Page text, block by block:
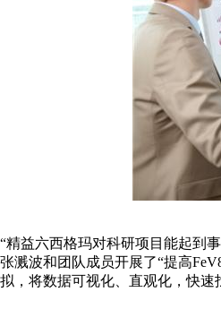
“精益六西格玛对科研项目能起到
张溅波和团队成员开展了“提高
拟，将数据可视化、直观化，快